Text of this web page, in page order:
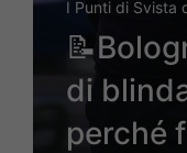
I Punti di Svista
di
perché